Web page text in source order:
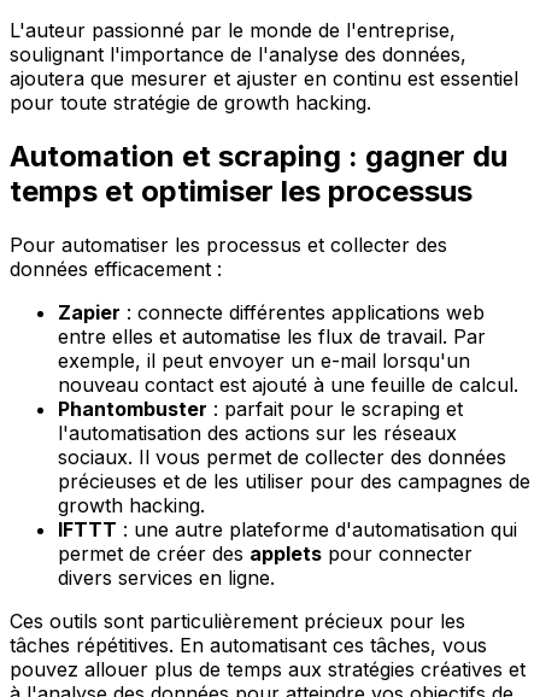
L'auteur passionné par le monde de l'entreprise,
soulignant l'importance de l'analyse des données,
ajoutera que mesurer et ajuster en continu est essentiel
pour toute stratégie de growth hacking.
Automation et scraping : gagner du
temps et optimiser les processus
Pour automatiser les processus et collecter des
données efficacement :
Zapier : connecte différentes applications web
entre elles et automatise les flux de travail. Par
exemple, il peut envoyer un e-mail lorsqu'un
nouveau contact est ajouté à une feuille de calcul.
Phantombuster : parfait pour le scraping et
l'automatisation des actions sur les réseaux
sociaux. Il vous permet de collecter des données
précieuses et de les utiliser pour des campagnes de
growth hacking.
IFTTT : une autre plateforme d'automatisation qui
permet de créer des applets pour connecter
divers services en ligne.
Ces outils sont particulièrement précieux pour les
tâches répétitives. En automatisant ces tâches, vous
pouvez allouer plus de temps aux stratégies créatives et